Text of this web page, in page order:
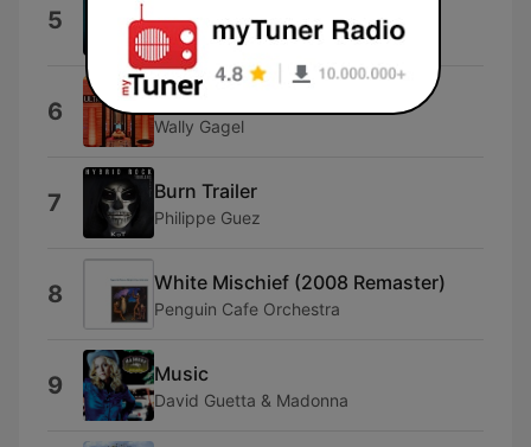
5 Luís Trigacheiro
6 Rooftop
Wally Gagel
7 Burn Trailer
Philippe Guez
8 White Mischief (2008 Remaster)
Penguin Cafe Orchestra
9 Music
David Guetta & Madonna